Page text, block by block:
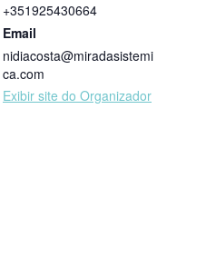
+351925430664
Email
nidiacosta@miradasistemi
ca.com
Exibir site do Organizador